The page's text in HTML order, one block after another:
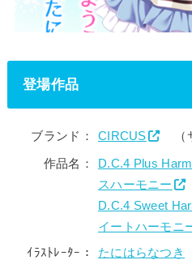
登場作品
ブランド： CIRCUS （
作品名：
D.C.4 Plus
スハーモニー
D.C.4 Sweet
イートハーモニ
ｲﾗｽﾄﾚｰﾀｰ：
たにはらなつき